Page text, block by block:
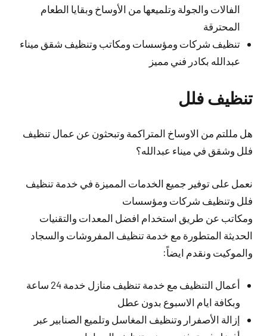
الفالات والجولة وتلميعها من الأوساخ وبقايا الطعام
المحترقة
تنظيف شركات ومؤسسات ومكاتب وتنظيف شقق ميناء
عبدالله بكادر فني مميز
تنظيف فلل
هل مللتم من الاوساخ المتراكمة وتبحثون عن عمال تنظيف
فلل وشقق في ميناء عبدالله؟
نعمل على توفير جميع الخدمات المميزة في خدمة تنظيف
فلل وتنظيف شركات ومؤسسات
ومكاتب عن طريق استخدام افضل المعدات والتقنيات
الحديثة المتطورة مع خدمة تنظيف المفروشات والسجاد
والموكيت ونقدم ايضاً:
أعمال التنظيف مع خدمة تنظيف منازل خدمة 24 ساعة
وبكافة ايام الاسبوع بدون عطل
إزالة الأصفرار وتنظيف المغاسل وتلميع الصنابير عبر